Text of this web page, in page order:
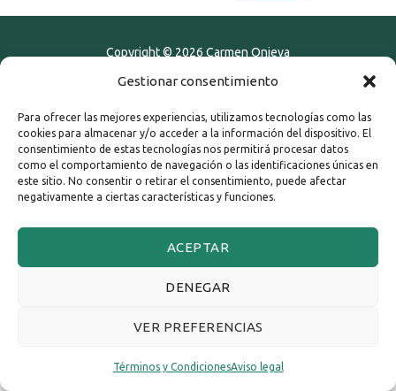
Gestionar consentimiento
Para ofrecer las mejores experiencias, utilizamos tecnologías como las
cookies para almacenar y/o acceder a la información del dispositivo. El
consentimiento de estas tecnologías nos permitirá procesar datos
como el comportamiento de navegación o las identificaciones únicas en
este sitio. No consentir o retirar el consentimiento, puede afectar
negativamente a ciertas características y funciones.
ACEPTAR
DENEGAR
VER PREFERENCIAS
Términos y CondicionesAviso legal
Copyright © 2026 Carmen Onieva
Términos y Condiciones Política de privacidad
Aviso legal
Política de Cookies